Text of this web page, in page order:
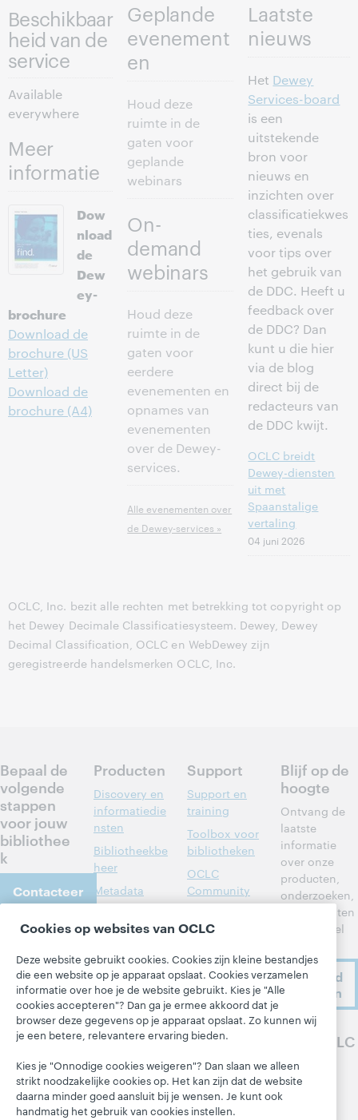
Beschikbaar
heid van de
service
Available
everywhere
Meer
informatie
Dow
nload
de
Dew
ey-
brochure
Download de
brochure (US
Letter)
Download de
brochure (A4)
Geplande
evenement
en
Houd deze
ruimte in de
gaten voor
geplande
webinars
On-
demand
webinars
Houd deze
ruimte in de
gaten voor
eerdere
evenementen en
opnames van
evenementen
over de Dewey-
services.
Alle evenementen over
de Dewey-services »
Laatste
nieuws
Het Dewey
Services-board
is een
uitstekende
bron voor
nieuws en
inzichten over
classificatiekwes
ties, evenals
voor tips over
het gebruik van
de DDC. Heeft u
feedback over
de DDC? Dan
kunt u die hier
via de blog
direct bij de
redacteurs van
de DDC kwijt.
OCLC breidt
Dewey-diensten
uit met
Spaanstalige
vertaling
04 juni 2026
OCLC, Inc. bezit alle rechten met betrekking tot copyright op
het Dewey Decimale Classificatiesysteem. Dewey, Dewey
Decimal Classification, OCLC en WebDewey zijn
geregistreerde handelsmerken OCLC, Inc.
Bepaal de
volgende
stappen
voor jouw
bibliothee
k
Contacteer
ons
Over
Over OCLC
Werken bij
OCLC
Respect en
Saamhorighei
Financieel
Producten
Discovery en
informatiedie
nsten
Bibliotheekbe
heer
Metadata
cair
Leden aan het
woord
Alle producten
en diensten »
Research
WebJunction
Support
Support en
training
Toolbox voor
bibliotheken
OCLC
Community
Center
Developer
BibFormats
Systeemstatu
sdashboard
Blogs
Next-blog
Blog 'Hanging
Together'
Blijf op de
hoogte
Ontvang de
laatste
informatie
over onze
producten,
onderzoeken,
evenementen
en nog veel
Ik meld
me aan
Volg OCLC
Cookies op websites van OCLC
Deze website gebruikt cookies. Cookies zijn kleine bestandjes
die een website op je apparaat opslaat. Cookies verzamelen
informatie over hoe je de website gebruikt. Kies je "Alle
cookies accepteren"? Dan ga je ermee akkoord dat je
browser deze gegevens op je apparaat opslaat. Zo kunnen wij
je een betere, relevantere ervaring bieden.
Kies je "Onnodige cookies weigeren"? Dan slaan we alleen
strikt noodzakelijke cookies op. Het kan zijn dat de website
daarna minder goed aansluit bij je wensen. Je kunt ook
handmatig het gebruik van cookies instellen.